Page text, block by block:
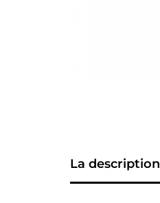
La description